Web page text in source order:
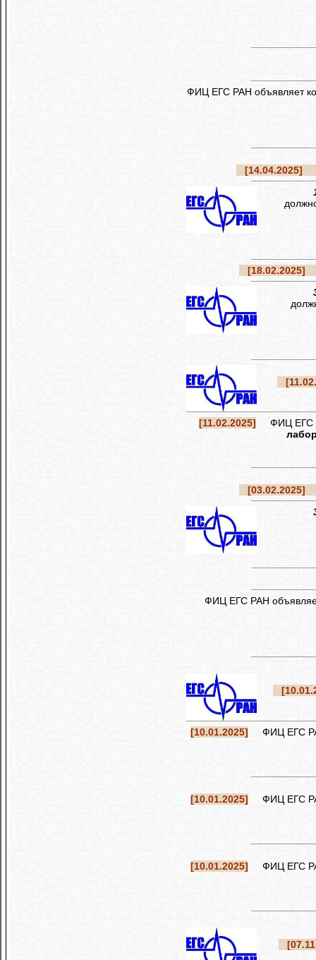
ФИЦ ЕГС РАН объявляет
[14.04.2025]
[18.02.2025]
[11.02.2025] ФИЦ ЕГС
[03.02.2025]
ФИЦ ЕГС РАН
[10.01.2025] ФИЦ ЕГС РАН
[10.01.2025] ФИЦ ЕГС РАН
[10.01.2025] ФИЦ ЕГС РАН